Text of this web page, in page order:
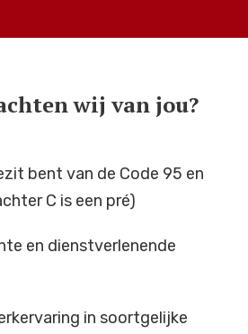
wij van jou?
bent van de Code 95 en
C is een pré)
en dienstverlenende
in soortgelijke